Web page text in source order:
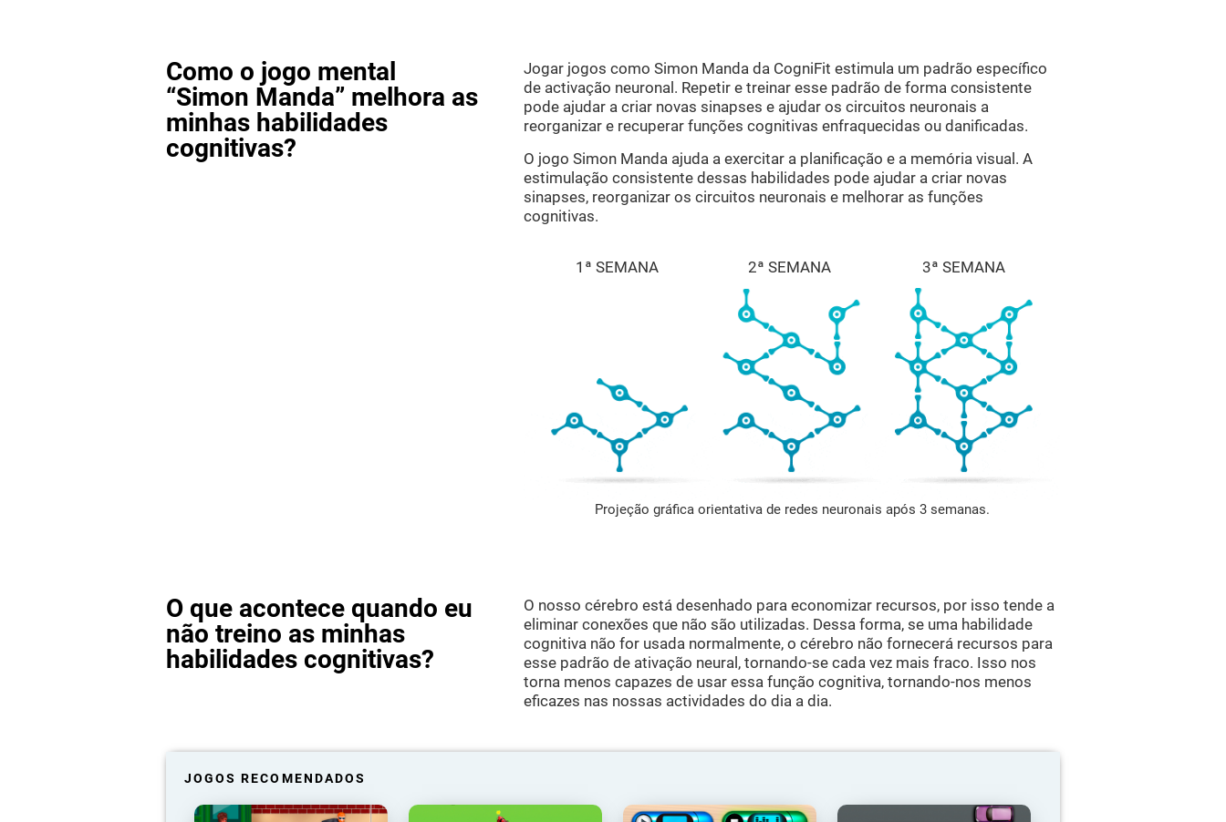
Como o jogo mental
“Simon Manda” melhora as
minhas habilidades
cognitivas?
Jogar jogos como Simon Manda da CogniFit estimula um padrão específico
de activação neuronal. Repetir e treinar esse padrão de forma consistente
pode ajudar a criar novas sinapses e ajudar os circuitos neuronais a
reorganizar e recuperar funções cognitivas enfraquecidas ou danificadas.
O jogo Simon Manda ajuda a exercitar a planificação e a memória visual. A
estimulação consistente dessas habilidades pode ajudar a criar novas
sinapses, reorganizar os circuitos neuronais e melhorar as funções
cognitivas.
1ª SEMANA 2ª SEMANA 3ª SEMANA
Projeção gráfica orientativa de redes neuronais após 3 semanas.
O que acontece quando eu
não treino as minhas
habilidades cognitivas?
O nosso cérebro está desenhado para economizar recursos, por isso tende a
eliminar conexões que não são utilizadas. Dessa forma, se uma habilidade
cognitiva não for usada normalmente, o cérebro não fornecerá recursos para
esse padrão de ativação neural, tornando-se cada vez mais fraco. Isso nos
torna menos capazes de usar essa função cognitiva, tornando-nos menos
eficazes nas nossas actividades do dia a dia.
JOGOS RECOMENDADOS